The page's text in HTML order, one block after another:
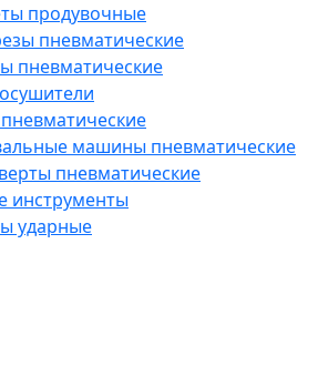
продувочные
пневматические
пневматические
машины пневматические
пневматические
инструменты
ударные